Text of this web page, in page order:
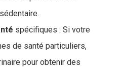
spécifiques : Si votre
de santé particuliers,
pour obtenir des